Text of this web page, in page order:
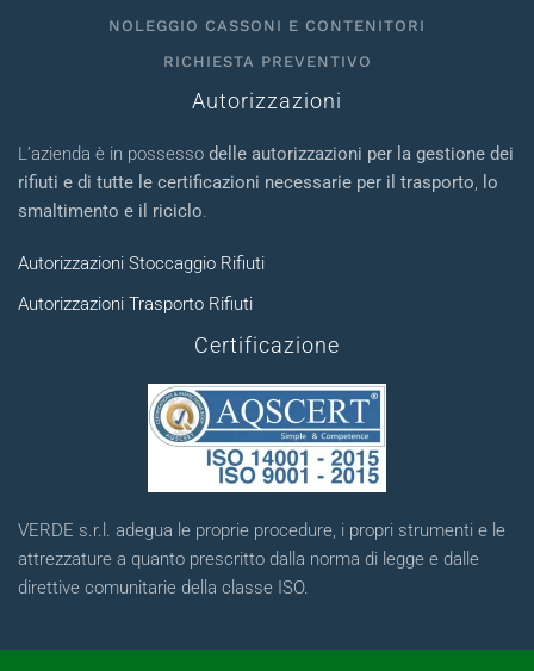
NOLEGGIO CASSONI E CONTENITORI
RICHIESTA PREVENTIVO
Autorizzazioni
L’azienda è in possesso delle autorizzazioni per la gestione dei
rifiuti e di tutte le certificazioni necessarie per il trasporto, lo
smaltimento e il riciclo.
Autorizzazioni Stoccaggio Rifiuti
Autorizzazioni Trasporto Rifiuti
Certificazione
VERDE s.r.l. adegua le proprie procedure, i propri strumenti e le
attrezzature a quanto prescritto dalla norma di legge e dalle
direttive comunitarie della classe ISO.